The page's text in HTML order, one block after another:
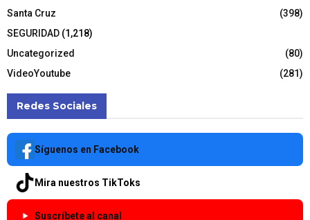
Santa Cruz
(398)
SEGURIDAD (1,218)
Uncategorized
(80)
VideoYoutube
(281)
Redes Sociales
Síguenos en Facebook
Mira nuestros TikToks
Suscríbete al canal